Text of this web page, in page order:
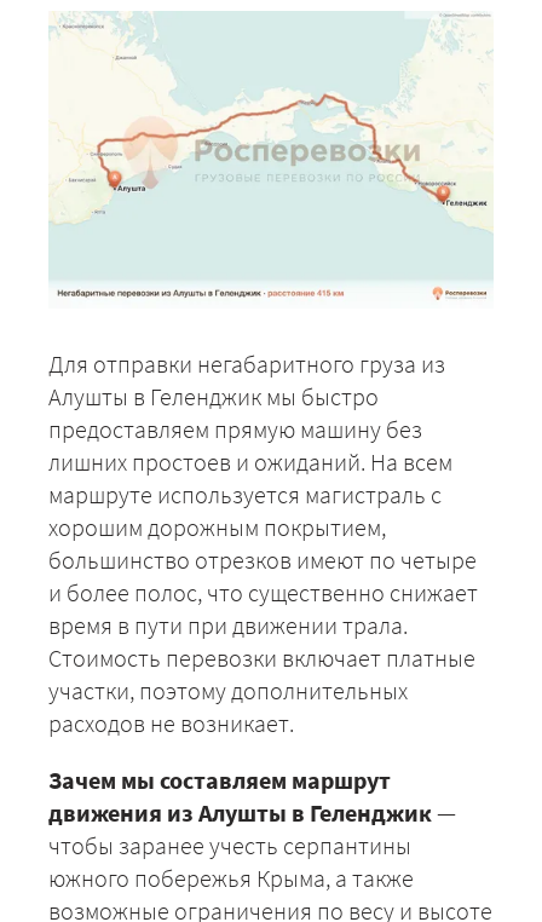
Для отправки негабаритного груза из
Алушты в Геленджик мы быстро
предоставляем прямую машину без
лишних простоев и ожиданий. На всем
маршруте используется магистраль с
хорошим дорожным покрытием,
большинство отрезков имеют по четыре
и более полос, что существенно снижает
время в пути при движении трала.
Стоимость перевозки включает платные
участки, поэтому дополнительных
расходов не возникает.
Зачем мы составляем маршрут
движения из Алушты в Геленджик —
чтобы заранее учесть серпантины
южного побережья Крыма, а также
возможные ограничения по весу и высоте